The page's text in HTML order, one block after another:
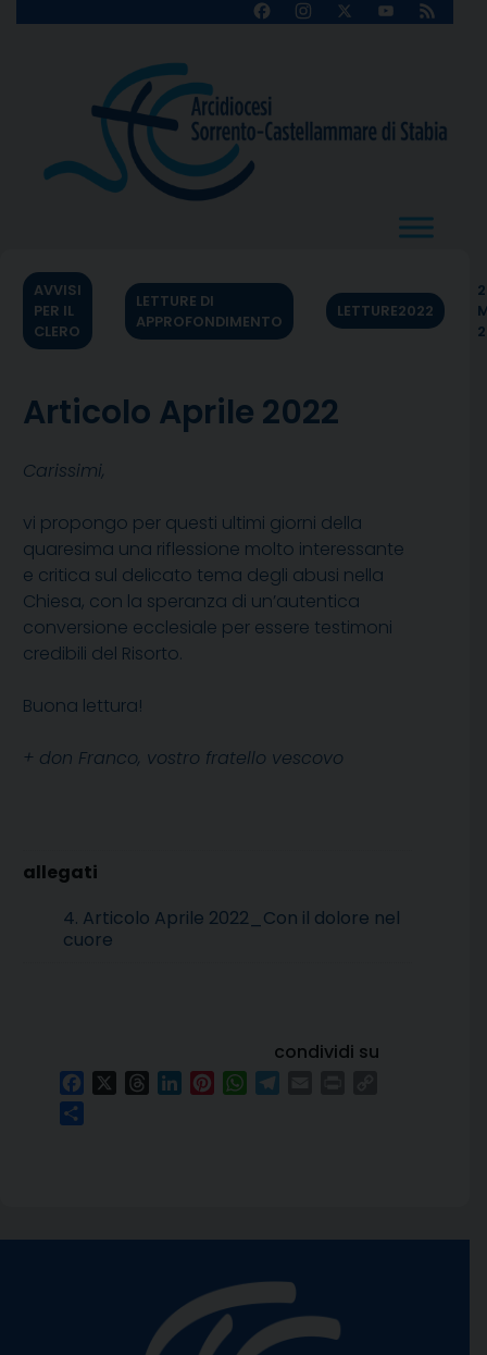
FacebookInstagram
X
YouTube
Feed
AVVISI
PER IL
CLERO
LETTURE DI
APPROFONDIMENTO
LETTURE2022
Articolo Aprile 2022
Carissimi,
vi propongo per questi ultimi giorni della
quaresima una riflessione molto interessante
e critica sul delicato tema degli abusi nella
Chiesa, con la speranza di un’autentica
conversione ecclesiale per essere testimoni
credibili del Risorto.
Buona lettura!
+ don Franco, vostro fratello vescovo
4. Articolo Aprile 2022_Con il dolore nel
cuore
condividi su
FacebookThreadsLinkedInPinterestWhatsApp